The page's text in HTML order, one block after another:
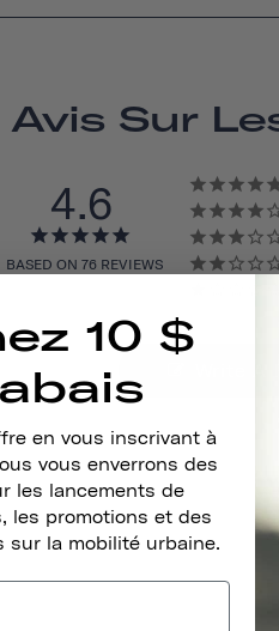
Avis Sur
4.6
BASED ON 76 REVIEWS
10 $
en vous inscrivant à
vous enverrons des
les lancements de
les promotions et des
sur la mobilité urbaine.